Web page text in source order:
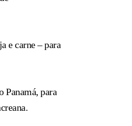
e carne – para
Panamá, para